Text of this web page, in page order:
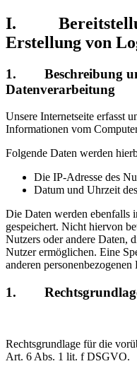
I.
Erstellung von
1. Beschreibung
Datenverarbeitung
Unsere Internetseite erfasst
Informationen vom
Folgende Daten werden
Die IP-Adresse des
Datum und Uhrzeit
Die Daten werden ebenfalls
gespeichert. Nicht hiervon
Nutzers oder andere Daten,
Nutzer ermöglichen. Eine
anderen
1. Rechtsgrundlage
Rechtsgrundlage für die
Art. 6 Abs. 1 lit. f DSGVO.